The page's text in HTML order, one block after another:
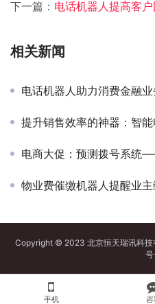
下一篇： 电话机器人提高客
相关新闻
电话机器人助力消费金融
提升销售效率的神器：智能
电商大促：预测拨号系统
物业费催缴机器人提醒业
Copyright © 2023 北京恒天瑞讯科技
手机